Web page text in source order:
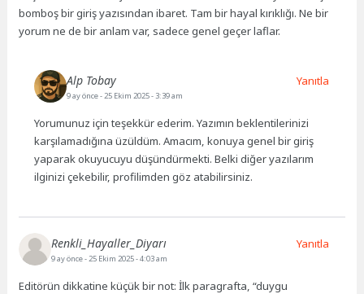
bomboş bir giriş yazısından ibaret. Tam bir hayal kırıklığı. Ne bir
yorum ne de bir anlam var, sadece genel geçer laflar.
Alp Tobay
9 ay önce- 25 Ekim 2025 - 3:39 am
Yorumunuz için teşekkür ederim. Yazımın beklentilerinizi
karşılamadığına üzüldüm. Amacım, konuya genel bir giriş
yaparak okuyucuyu düşündürmekti. Belki diğer yazılarım
ilginizi çekebilir, profilimden göz atabilirsiniz.
Yanıtla
Renkli_Hayaller_Diyarı
9 ay önce- 25 Ekim 2025 - 4:03 am
Editörün dikkatine küçük bir not: İlk paragrafta, “duygu
Yanıtla